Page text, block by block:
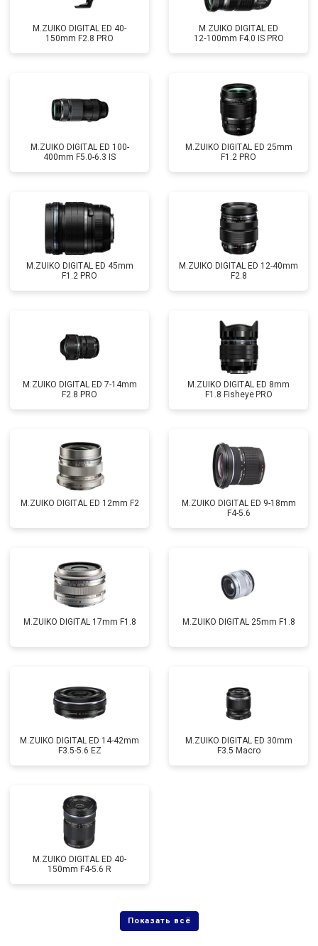
M.ZUIKO DIGITAL ED 40-
150mm F2.8 PRO
M.ZUIKO DIGITAL ED
12‑100mm F4.0 IS PRO
M.ZUIKO DIGITAL ED 100-
400mm F5.0-6.3 IS
M.ZUIKO DIGITAL ED 25mm
F1.2 PRO
M.ZUIKO DIGITAL ED 45mm
F1.2 PRO
M.ZUIKO DIGITAL ED 12-40mm
F2.8
M.ZUIKO DIGITAL ED 7-14mm
F2.8 PRO
M.ZUIKO DIGITAL ED 8mm
F1.8 Fisheye PRO
M.ZUIKO DIGITAL ED 12mm F2
M.ZUIKO DIGITAL ED 9-18mm
F4-5.6
M.ZUIKO DIGITAL 17mm F1.8 M.ZUIKO DIGITAL 25mm F1.8
M.ZUIKO DIGITAL ED 14-42mm
F3.5-5.6 EZ
M.ZUIKO DIGITAL ED 30mm
F3.5 Macro
M.ZUIKO DIGITAL ED 40-
150mm F4-5.6 R